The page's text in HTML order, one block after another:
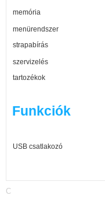
memória
menürendszer
strapabírás
szervizelés
tartozékok
Funkciók
USB csatlakozó
C